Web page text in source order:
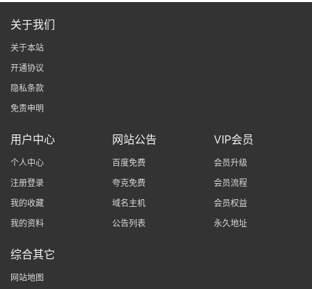
关于我们
关于本站
开通协议
隐私条款
免责申明
用户中心
个人中心
注册登录
我的收藏
我的资料
网站公告
百度免费
夸克免费
域名主机
公告列表
VIP会员
会员升级
会员流程
会员权益
永久地址
综合其它
网站地图